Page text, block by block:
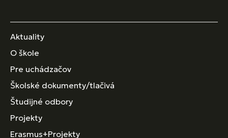
Aktuality
O škole
Pre uchádzačov
Školské dokumenty/tlačivá
Študijné odbory
Projekty
Erasmus+Projekty